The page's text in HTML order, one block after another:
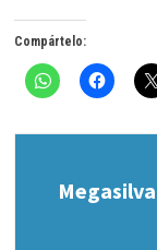
Compártelo: